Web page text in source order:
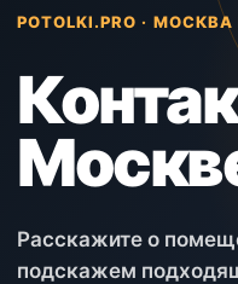
POTOLKI.PRO ·
Расскажите о
подскажем